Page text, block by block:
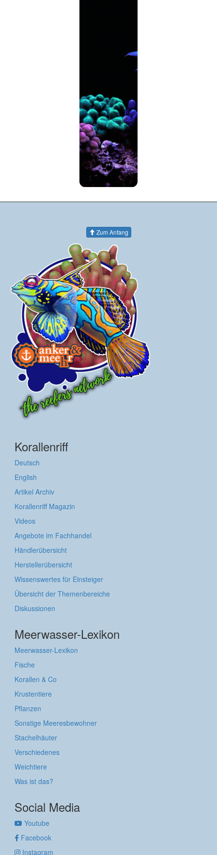
Zum Anfang
Korallenriff
Deutsch
English
Artikel Archiv
Korallenriff Magazin
Videos
Angebote im Fachhandel
Händlerübersicht
Herstellerübersicht
Wissenswertes für Einsteiger
Übersicht der Themenbereiche
Diskussionen
Meerwasser-Lexikon
Meerwasser-Lexikon
Fische
Korallen & Co
Krustentiere
Pflanzen
Sonstige Meeresbewohner
Stachelhäuter
Verschiedenes
Weichtiere
Was ist das?
Social Media
Youtube
Facebook
Instagram